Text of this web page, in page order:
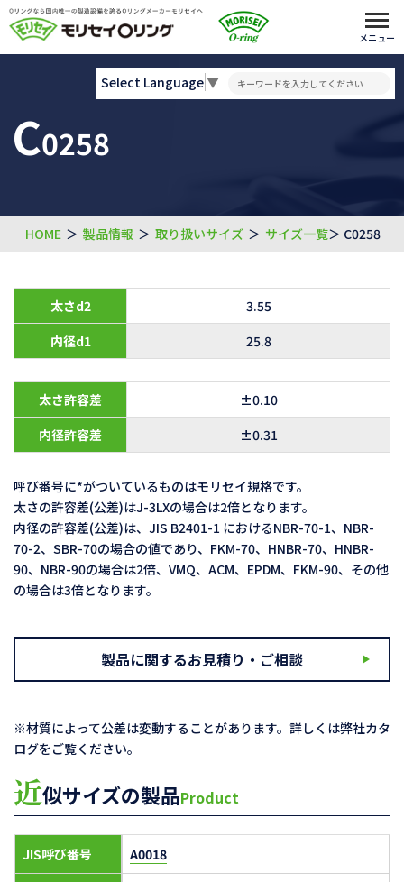
メニュー
C0258
Select Language▼
HOME ＞ 製品情報 ＞ 取り扱いサイズ ＞ サイズ一覧＞ C0258
太さd2
3.55
内径d1
25.8
太さ許容差
±0.10
内径許容差
±0.31
呼び番号に*がついているものはモリセイ規格です。
太さの許容差(公差)はJ-3LXの場合は2倍となります。
内径の許容差(公差)は、JIS B2401-1 におけるNBR-70-1、NBR-
70-2、SBR-70の場合の値であり、FKM-70、HNBR-70、HNBR-
90、NBR-90の場合は2倍、VMQ、ACM、EPDM、FKM-90、その他
の場合は3倍となります。
製品に関するお見積り・ご相談
※材質によって公差は変動することがあります。詳しくは弊社カタ
ログをご覧ください。
近似サイズの製品Product
JIS呼び番号 A0018